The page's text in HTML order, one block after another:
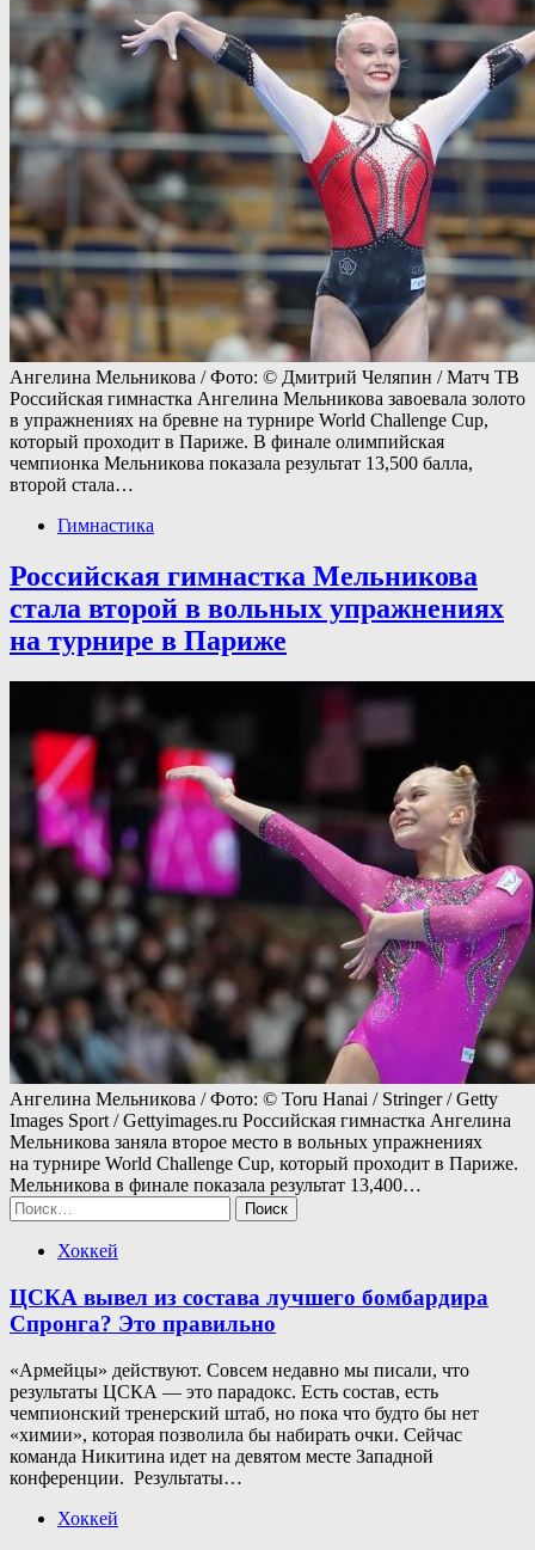
Ангелина Мельникова / Фото: © Дмитрий Челяпин / Матч ТВ
Российская гимнастка Ангелина Мельникова завоевала золото
в упражнениях на бревне на турнире World Challenge Cup,
который проходит в Париже. В финале олимпийская
чемпионка Мельникова показала результат 13,500 балла,
второй стала…
Гимнастика
Российская гимнастка Мельникова
стала второй в вольных упражнениях
на турнире в Париже
Ангелина Мельникова / Фото: © Toru Hanai / Stringer / Getty
Images Sport / Gettyimages.ru Российская гимнастка Ангелина
Мельникова заняла второе место в вольных упражнениях
на турнире World Challenge Cup, который проходит в Париже.
Мельникова в финале показала результат 13,400…
Найти:
Хоккей
ЦСКА вывел из состава лучшего бомбардира
Спронга? Это правильно
«Армейцы» действуют. Совсем недавно мы писали, что
результаты ЦСКА — это парадокс. Есть состав, есть
чемпионский тренерский штаб, но пока что будто бы нет
«химии», которая позволила бы набирать очки. Сейчас
команда Никитина идет на девятом месте Западной
конференции. Результаты…
Хоккей